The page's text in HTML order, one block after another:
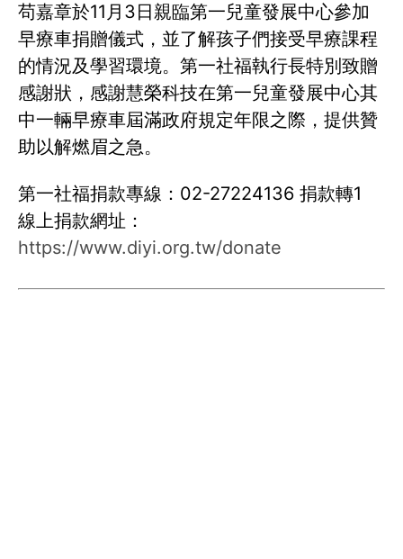
苟嘉章於11月3日親臨第一兒童發展中心參加
早療車捐贈儀式，並了解孩子們接受早療課程
的情況及學習環境。第一社福執行長特別致贈
感謝狀，感謝慧榮科技在第一兒童發展中心其
中一輛早療車屆滿政府規定年限之際，提供贊
助以解燃眉之急。
第一社福捐款專線：02-27224136 捐款轉1
線上捐款網址：
https://www.diyi.org.tw/donate